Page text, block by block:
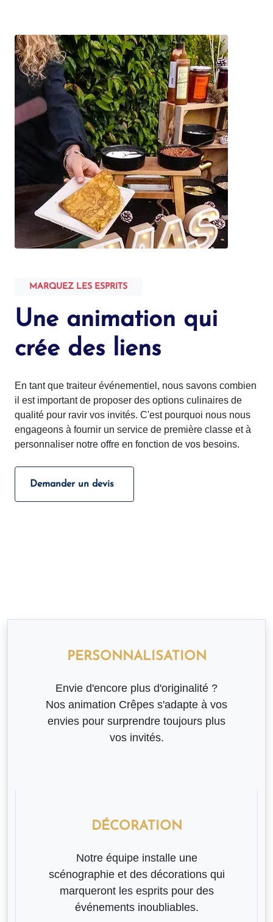
MARQUEZ LES ESPRITS
Une animation qui
crée des liens
En tant que traiteur événementiel, nous savons combien
il est important de proposer des options culinaires de
qualité pour ravir vos invités. C'est pourquoi nous nous
engageons à fournir un service de première classe et à
personnaliser notre offre en fonction de vos besoins.
Demander un devis
PERSONNALISATION
Envie d'encore plus d'originalité ?
Nos animation Crêpes s'adapte à vos
envies pour surprendre toujours plus
vos invités.
DÉCORATION
Notre équipe installe une
scénographie et des décorations qui
marqueront les esprits pour des
événements inoubliables.